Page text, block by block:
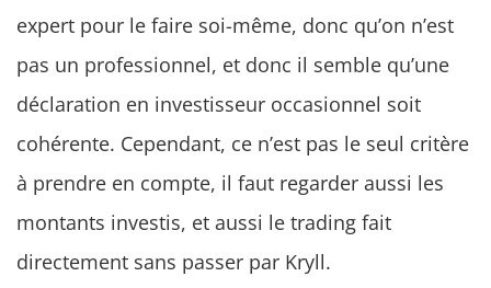
expert pour le faire soi-même, donc qu’on n’est
pas un professionnel, et donc il semble qu’une
déclaration en investisseur occasionnel soit
cohérente. Cependant, ce n’est pas le seul critère
à prendre en compte, il faut regarder aussi les
montants investis, et aussi le trading fait
directement sans passer par Kryll.